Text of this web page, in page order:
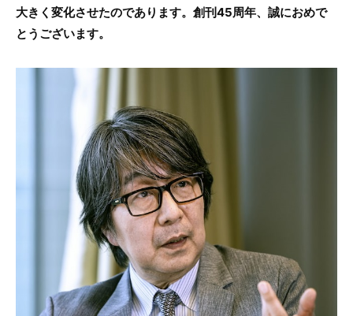
大きく変化させたのであります。創刊45周年、誠におめで
とうございます。